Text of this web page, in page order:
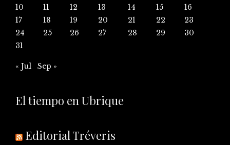
10
11 12 13 14 15
16
17
18 19 20 21 22
23
24
25 26 27 28 29
30
31
« Jul Sep »
El tiempo en Ubrique
Editorial Tréveris